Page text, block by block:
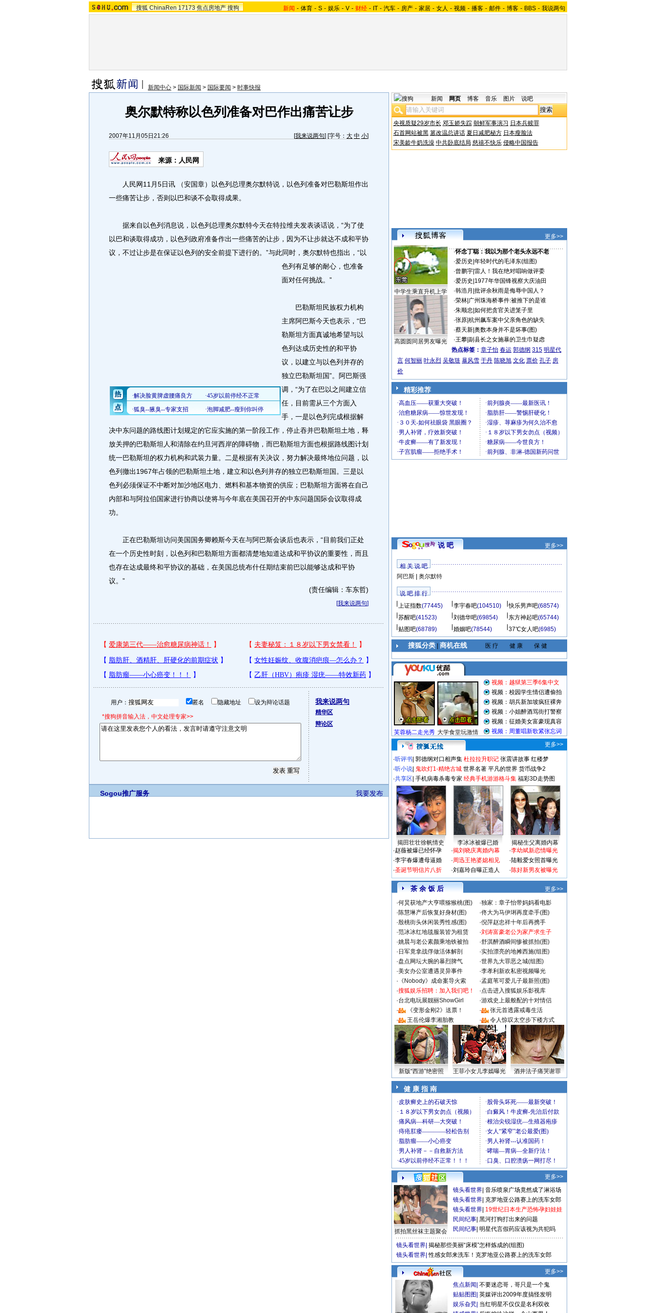
搜狐 ChinaRen 17173 焦点房地产 搜狗 新闻 - 体育 - S - 娱乐 - V - 财经 - IT - 汽车 - 房产 - 家居 - 女人 - 视频 - 播客 - 邮件 - 博客 - BBS - 我说两句
新闻中心 > 国际新闻 > 国际要闻 > 时事快报
奥尔默特称以色列准备对巴作出痛苦让步
2007年11月05日21:26 [我来说两句] [字号： 大 中 小]
来源：人民网
人民网11月5日讯 （安国章）以色列总理奥尔默特说，以色列准备对巴勒斯坦作出
一些痛苦让步，否则以巴和谈不会取得成果。
据来自以色列消息说，以色列总理奥尔默特今天在特拉维夫发表谈话说，“为了使
以巴和谈取得成功，以色列政府准备作出一些痛苦的让步，因为不让步就达不成和平协
议，不过让步是在保证以色列的安全前提下进行的。 ”与此同时，奥尔默特也指出，“以
色列有足够的耐心，也准备
面对任何挑战。”
巴勒斯坦民族权力机构
主席阿巴斯今天也表示，“巴
勒斯坦方面真诚地希望与以
色列达成历史性的和平协
议，以建立与以色列并存的
独立巴勒斯坦国”。阿巴斯强
调，“为了在巴以之间建立信
任，目前需从三个方面入
手，一是以色列完成根据解
决中东问题的路线图计划规定的它应实施的第一阶段工作，停止吞并巴勒斯坦土地，释
放关押的巴勒斯坦人和清除在约旦河西岸的障碍物，而巴勒斯坦方面也根据路线图计划
统一巴勒斯坦的权力机构和武装力量。二是根据有关决议，努力解决最终地位问题，以
色列撤出1967年占领的巴勒斯坦土地，建立和以色列并存的独立巴勒斯坦国。三是以
色列必须保证不中断对加沙地区电力、燃料和基本物资的供应；巴勒斯坦方面将在自己
内部和与阿拉伯国家进行协商以使将与今年底在美国召开的中东问题国际会议取得成
功。
正在巴勒斯坦访问美国国务卿赖斯今天在与阿巴斯会谈后也表示，“目前我们正处
在一个历史性时刻，以色列和巴勒斯坦方面都清楚地知道达成和平协议的重要性，而且
也存在达成最终和平协议的基础，在美国总统布什任期结束前巴以能够达成和平协
议。”
(责任编辑：车东哲)
[我来说两句]
用户： 匿名 隐藏地址 设为辩论话题
*搜狗拼音输入法，中文处理专家>>
我来说两句
精华区
辩论区
我要发布
Sogou推广服务
新闻 网页 博客 音乐 图片 说吧
央视质疑29岁市长 邓玉娇失踪 朝鲜军事演习 日本兵赎罪
石首网站被黑 篡改温总讲话 夏日减肥秘方 日本瘦脸法
宋美龄牛奶洗澡 中共卧底结局 慈禧不快乐 侵略中国报告
更多>>
中学生乘直升机上学
高圆圆同居男友曝光
·怀念丁聪：我以为那个老头永远不老
·爱历史 年轻时代的毛泽东(组图)
·曾鹏宇| 雷人！我在绝对唱响做评委
·爱历史 1977年华国锋视察大庆油田
·韩浩月 批评余秋雨是侮辱中国人？
·荣林| 广州珠海桥事件:被推下的是谁
·朱顺忠 如何把贪官关进笼子里
·张原| 杭州飙车案中父亲角色的缺失
·蔡天新| 奥数本身并不是坏事(图)
·王攀| 副县长之女施暴的卫生巾疑虑
热点标签： 章子怡 春运 郭德纲 315 明星代
言 何智丽 叶永烈 吴敬琏 暴风雪 于丹 陈晓旭 文化 票价 孔子 房
价
精彩推荐
说 吧 更多>>
相 关 说 吧
阿巴斯| 奥尔默特
说 吧 排 行
上证指数(77445) 李宇春吧(104510) 快乐男声吧(68574)
苏醒吧(41523) 刘德华吧(69854) 东方神起吧(65744)
贴图吧(68789) 婚姻吧(78544) 37℃女人吧(6985)
搜狐分类| 商机在线 医 疗 健 康 保 健
芙蓉杨二走光秀 大学食堂玩激情
视频：越狱第三季6集中文
视频：校园学生情侣遭偷拍
视频：胡兵新加坡疯狂裸奔
视频：小姐醉酒骂街打警察
视频：征婚美女富豪现真容
视频：周董唱新歌紧张忘词
更多>>
·听评书 郭德纲对口相声集 杜拉拉升职记 张震讲故事 红楼梦
·听小说 鬼吹灯1-精绝古城 世界名著 平凡的世界 货币战争2
·共享区 手机病毒杀毒专家 经典手机游游格斗集 福彩3D走势图
揭田壮壮徐帆情史 李冰冰被爆已婚
揭秘生父离婚内幕
·赵薇被爆已经怀孕
·李宇春爆遭母逼婚
·圣诞节明信片八折
·揭刘晓庆离婚内幕
·周迅王艳婆媳相见
·刘嘉玲自曝正造人
·李幼斌新恋情曝光
·陆毅爱女照首曝光
·陈好新男友被曝光
茶 余 饭 后
更多>>
·何炅获地产大亨喂猕猴桃(图) ·独家：章子怡带妈妈看电影
·陈慧琳产后恢复好身材(图) ·佟大为马伊琍再度牵手(图)
·殷桃街头休闲装秀性感(图) ·倪萍赵忠祥十年后再携手
·范冰冰红地毯服装皆为租赁 ·刘涛富豪老公为家产求生子
·姚晨与老公素颜乘地铁被拍 ·舒淇醉酒瞬间惨被抓拍(图)
· 日军竟拿战俘做活体解剖 ·实拍漂亮的地摊西施(组图)
·盘点网坛大腕的暴烈脾气 ·世界九大罪恶之城(组图)
·美女办公室遭遇灵异事件 ·李孝利新欢私密视频曝光
· 《Nobody》成命案导火索 ·孟庭苇可爱儿子最新照(图)
·搜狐娱乐招聘：加入我们吧！ ·点击进入搜狐娱乐影视库
·台北电玩展靓丽ShowGirl ·游戏史上最般配的十对情侣
·
《变形金刚2》送票！ ·
张元首透露戒毒生活
·
王岳伦爆李湘胎教 · 令人惊叹太空步下楼方式
新版“西游”绝密照 王菲小女儿李嫣曝光 酒井法子痛哭谢罪
健 康 指 南
更多>>
抓拍黑丝袜主题聚会
镜头看世界 音乐喷泉广场竟然成了淋浴场
镜头看世界 克罗地亚公路赛上的洗车女郎
镜头看世界 19世纪日本生产恐怖孕妇娃娃
民间纪事 黑河打狗打出来的问题
民间纪事 明星代言假药应该视为共犯吗
镜头看世界 揭秘那些美丽“床模”怎样炼成的(组图)
镜头看世界 性感女郎来洗车！克罗地亚公路赛上的洗车女郎
更多>>
焦点新闻 不要迷恋哥，哥只是一个鬼
贴贴图图 英媒评出2009年度搞怪发明
娱乐旮旯 当红明星不仅仅是名利双收